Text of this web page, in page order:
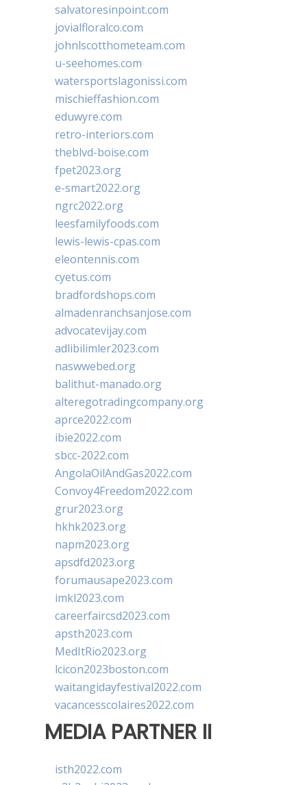
salvatoresinpoint.com
jovialfloralco.com
johnlscotthometeam.com
u-seehomes.com
watersportslagonissi.com
mischieffashion.com
eduwyre.com
retro-interiors.com
theblvd-boise.com
fpet2023.org
e-smart2022.org
ngrc2022.org
leesfamilyfoods.com
lewis-lewis-cpas.com
eleontennis.com
cyetus.com
bradfordshops.com
almadenranchsanjose.com
advocatevijay.com
adlibilimler2023.com
naswwebed.org
balithut-manado.org
alteregotradingcompany.org
aprce2022.com
ibie2022.com
sbcc-2022.com
AngolaOilAndGas2022.com
Convoy4Freedom2022.com
grur2023.org
hkhk2023.org
napm2023.org
apsdfd2023.org
forumausape2023.com
imkl2023.com
careerfaircsd2023.com
apsth2023.com
MedItRio2023.org
lcicon2023boston.com
waitangidayfestival2022.com
vacancesscolaires2022.com
MEDIA PARTNER II
isth2022.com